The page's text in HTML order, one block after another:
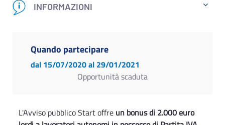
INFORMAZIONI
Quando partecipare
dal 15/07/2020al 29/01/2021
Opportunità scaduta
L'Avviso pubblico Start offre un bonus di 2.000 euro